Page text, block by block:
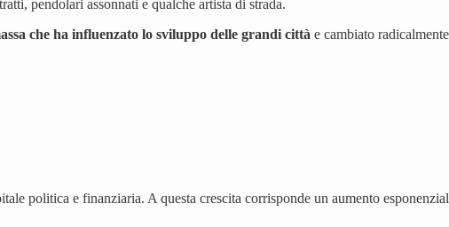
pendolari assonnati e qualche artista di strada.
che ha influenzato lo sviluppo delle grandi città e cambiato
politica e finanziaria. A questa crescita corrisponde un aumento